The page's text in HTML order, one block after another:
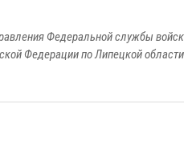
Федеральной службы войск
Федерации по Липецкой области